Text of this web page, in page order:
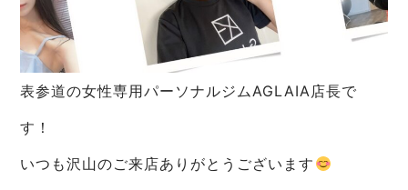
表参道の女性専用パーソナルジムAGLAIA店長で
す！
いつも沢山のご来店ありがとうございます